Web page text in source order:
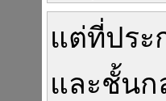
แต่ที่ประ
และชั้นก